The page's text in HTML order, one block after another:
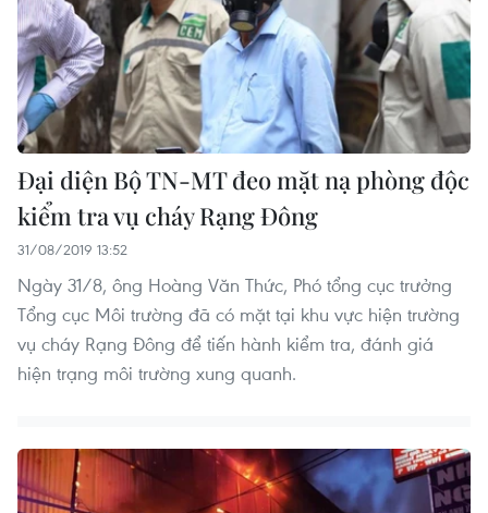
Đại diện Bộ TN-MT đeo mặt nạ phòng độc
kiểm tra vụ cháy Rạng Đông
31/08/2019 13:52
Ngày 31/8, ông Hoàng Văn Thức, Phó tổng cục trưởng
Tổng cục Môi trường đã có mặt tại khu vực hiện trường
vụ cháy Rạng Đông để tiến hành kiểm tra, đánh giá
hiện trạng môi trường xung quanh.